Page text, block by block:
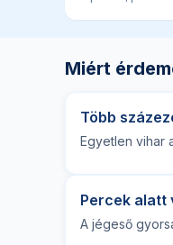
Miért
Több
Egyetlen vihar
Percek alatt
A jégeső